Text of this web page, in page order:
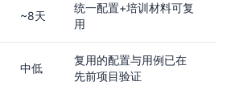
~8天
统一配置+培训材料可复
用
中低
复用的配置与用例已在
先前项目验证